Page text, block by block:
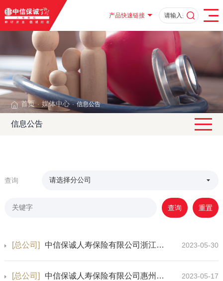
产品快速链接
首页 · 媒体中心 · 信息公告
信息公告
查询
查询 重置
[总公司] 中信保诚人寿保险有限公司浙江省分公司保险许可证换发公告 2023-05-30
[总公司] 中信保诚人寿保险有限公司惠州中心支公司保险许可证换发公告 2023-05-17